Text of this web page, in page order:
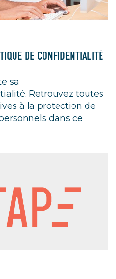
DE CONFIDENTIALITÉ
sa
Retrouvez toutes
à la protection de
dans ce